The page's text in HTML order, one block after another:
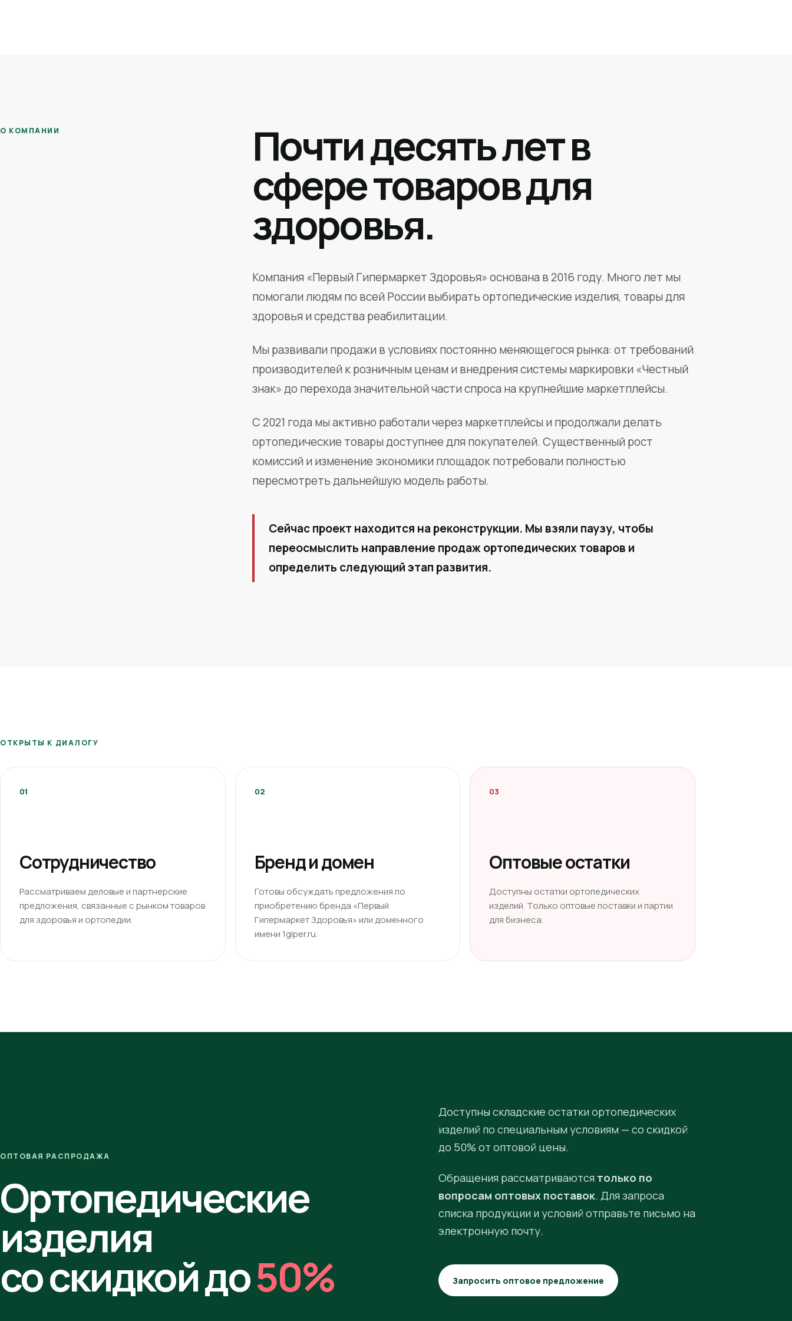
О КОМПАНИИ Почти десять лет в
сфере товаров для
здоровья.
Компания «Первый Гипермаркет Здоровья» основана в 2016 году. Много лет мы
помогали людям по всей России выбирать ортопедические изделия, товары для
здоровья и средства реабилитации.
Мы развивали продажи в условиях постоянно меняющегося рынка: от требований
производителей к розничным ценам и внедрения системы маркировки «Честный
знак» до перехода значительной части спроса на крупнейшие маркетплейсы.
С 2021 года мы активно работали через маркетплейсы и продолжали делать
ортопедические товары доступнее для покупателей. Существенный рост
комиссий и изменение экономики площадок потребовали полностью
пересмотреть дальнейшую модель работы.
Сейчас проект находится на реконструкции. Мы взяли паузу, чтобы
переосмыслить направление продаж ортопедических товаров и
определить следующий этап развития.
ОТКРЫТЫ К ДИАЛОГУ
01
Сотрудничество
Рассматриваем деловые и партнерские
предложения, связанные с рынком товаров
для здоровья и ортопедии.
02
Бренд и домен
Готовы обсуждать предложения по
приобретению бренда «Первый
Гипермаркет Здоровья» или доменного
имени 1giper.ru.
03
Оптовые остатки
Доступны остатки ортопедических
изделий. Только оптовые поставки и партии
для бизнеса.
ОПТОВАЯ РАСПРОДАЖА
Ортопедические
изделия
со скидкой до50%
Доступны складские остатки ортопедических
изделий по специальным условиям — со скидкой
до 50% от оптовой цены.
Обращения рассматриваются только по
вопросам оптовых поставок. Для запроса
списка продукции и условий отправьте письмо на
электронную почту.
Запросить оптовое предложение